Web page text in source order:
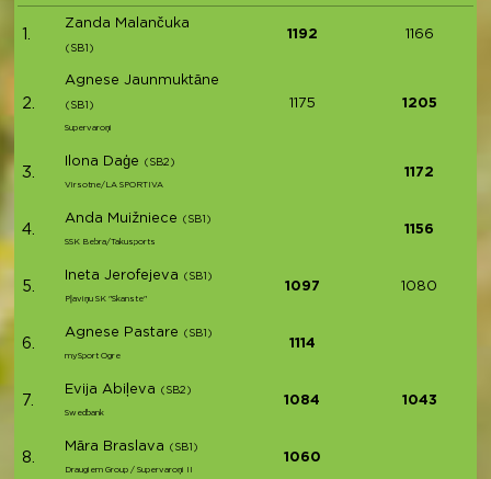
Zanda Malančuka
(SB1)
1192 1166
2.
Agnese Jaunmuktāne
(SB1)
Supervaroņi
1175 1205
3.
Ilona Daģe (SB2)
Virsotne/LA SPORTIVA
1172
4.
Anda Muižniece (SB1)
SSK Bebra/Takusports
1156
5.
Ineta Jerofejeva (SB1)
Pļaviņu SK "Skanste"
1097 1080
6.
Agnese Pastare (SB1)
mySport Ogre
1114
7.
Evija Abiļeva (SB2)
Swedbank
1084 1043
8.
Māra Braslava (SB1)
Draugiem Group / Supervaroņi II
1060